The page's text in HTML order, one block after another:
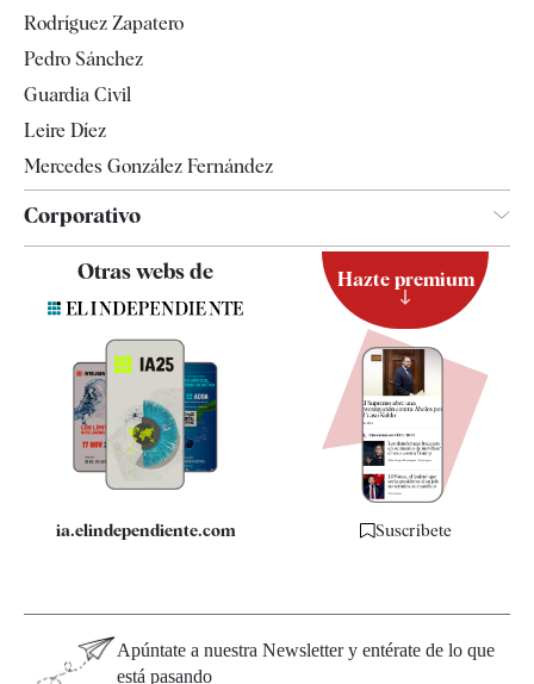
Televisión
Rodríguez Zapatero
Pedro Sánchez
Guardia Civil
Leire Díez
Mercedes González Fernández
Corporativo
Quiénes somos
Especificaciones
Otras webs de
ia.elindependiente.com
Hazte premium
Suscríbete
Apúntate a nuestra Newsletter y entérate de lo que
está pasando